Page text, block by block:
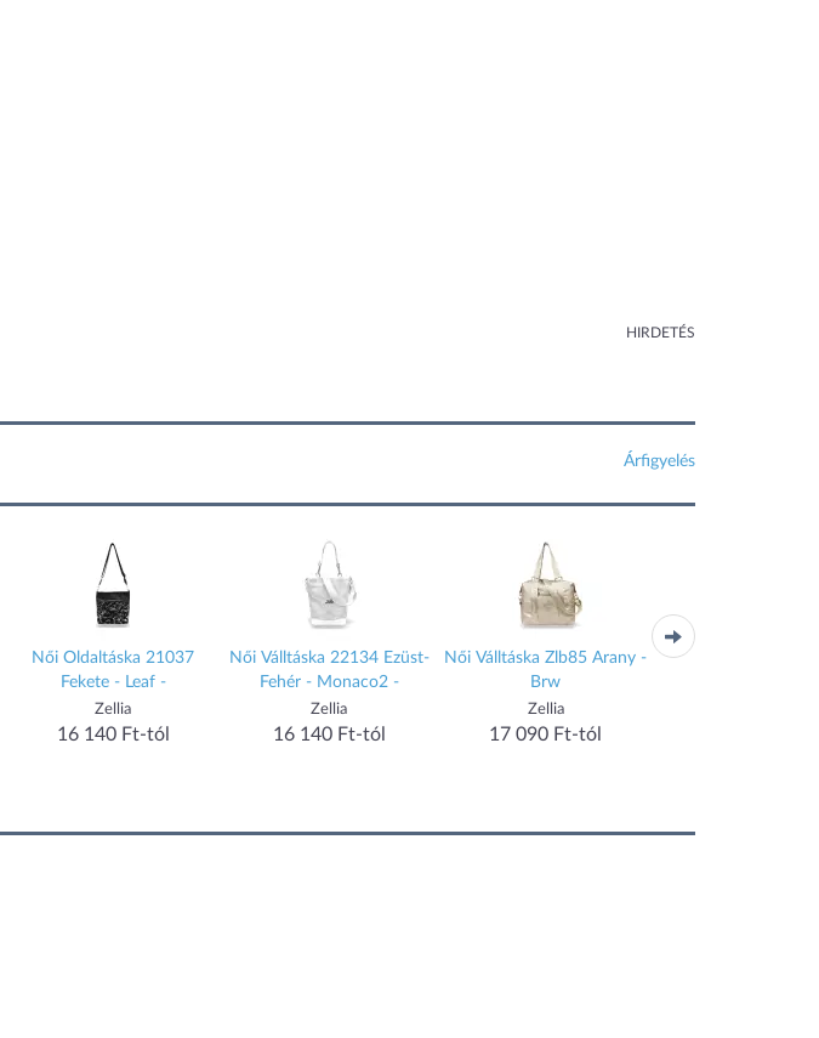
HIRDETÉS
Árfigyelés
Női Oldaltáska 21037
Fekete - Leaf -
Zellia
16 140 Ft-tól
Női Válltáska 22134 Ezüst-
Fehér - Monaco2 -
Zellia
16 140 Ft-tól
Női Válltáska Zlb85 Arany -
Brw
Zellia
17 090 Ft-tól
Női Válltáska 24112